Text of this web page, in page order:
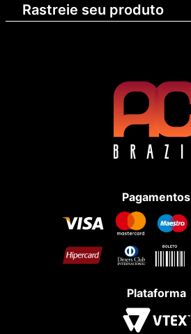
Rastreie seu produto
Pagamentos
Plataforma